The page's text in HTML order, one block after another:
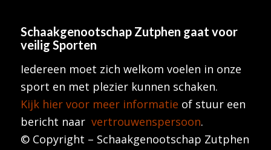
Schaakgenootschap Zutphen gaat voor
veilig Sporten
Iedereen moet zich welkom voelen in onze
sport en met plezier kunnen schaken.
Kijk hier voor meer informatie of stuur een
bericht naar vertrouwenspersoon.
© Copyright – Schaakgenootschap Zutphen